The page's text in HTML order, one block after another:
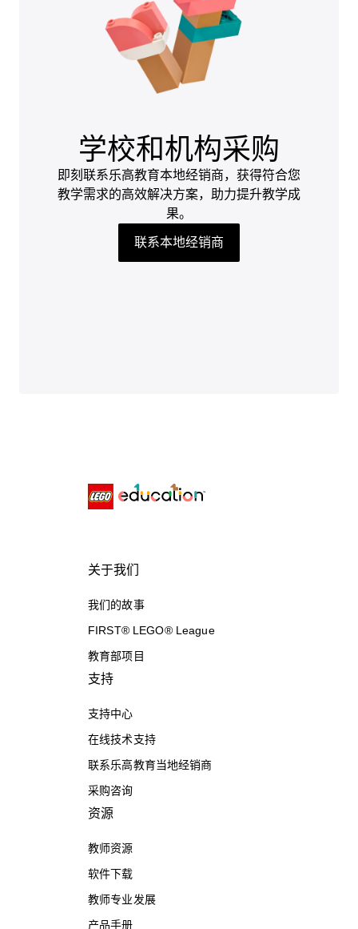
学校和机构采购
即刻联系乐高教育本地经销商，获得符合您
教学需求的高效解决方案，助力提升教学成
果。
联系本地经销商
关于我们
我们的故事
FIRST® LEGO® League
教育部项目
支持
支持中心
在线技术支持
联系乐高教育当地经销商
采购咨询
资源
教师资源
软件下载
教师专业发展
产品手册